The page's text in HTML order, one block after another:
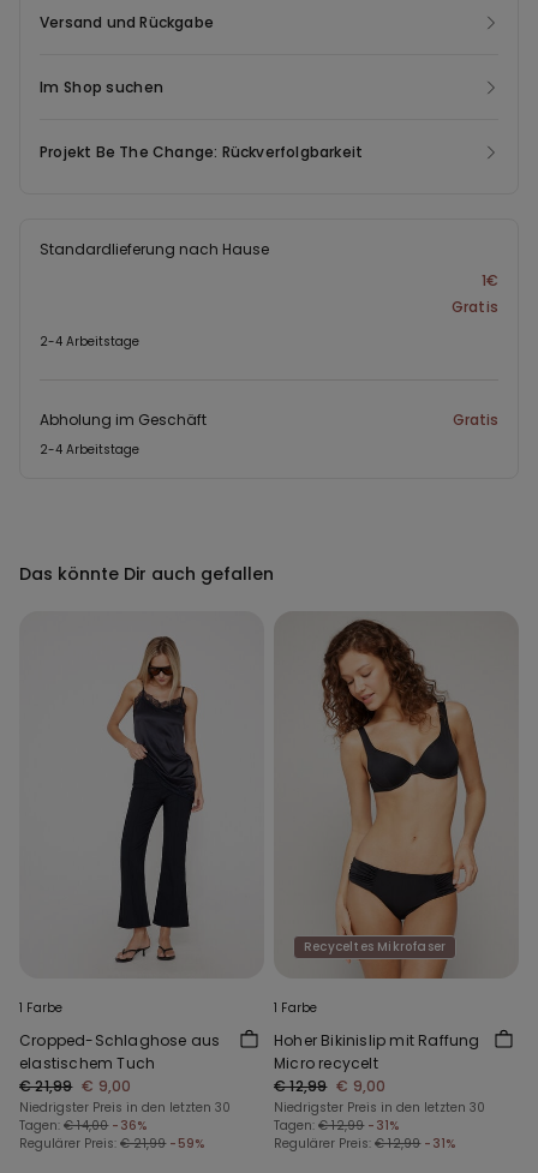
Versand und Rückgabe
Im Shop suchen
Projekt Be The Change: Rückverfolgbarkeit
Standardlieferung nach Hause
1€
Gratis
2-4 Arbeitstage
Abholung im Geschäft Gratis
2-4 Arbeitstage
Das könnte Dir auch gefallen
1 Farbe
Cropped-Schlaghose aus
elastischem Tuch
€ 21,99 € 9,00
Niedrigster Preis in den letzten 30
Tagen: € 14,00 -36%
Regulärer Preis: € 21,99 -59%
Recyceltes Mikrofaser
1 Farbe
Hoher Bikinislip mit Raffung
Micro recycelt
€ 12,99 € 9,00
Niedrigster Preis in den letzten 30
Tagen: € 12,99 -31%
Regulärer Preis: € 12,99 -31%